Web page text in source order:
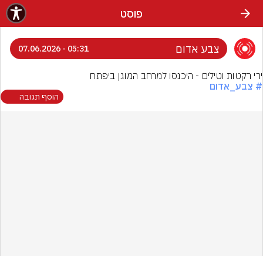
פוסט
צבע אדום 05:31 - 07.06.2026
ירי רקטות וטילים - היכנסו למרחב המוגן ביפתח
# צבע_אדום
הוסף תגובה